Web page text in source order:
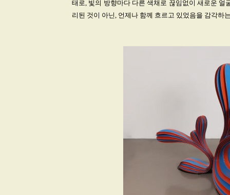
태로, 빛의 방향마다 다른 색채로 끊임없이 새로운
리된 것이 아닌, 언제나 함께 흐르고 있었음을 감각하